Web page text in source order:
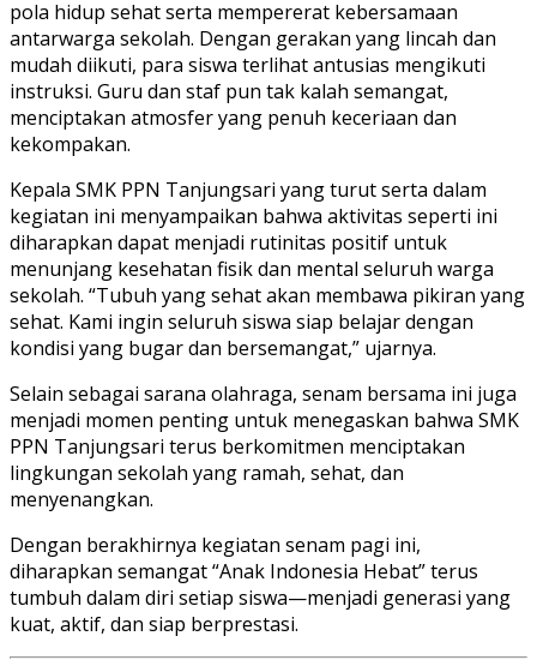
pola hidup sehat serta mempererat kebersamaan
antarwarga sekolah. Dengan gerakan yang lincah dan
mudah diikuti, para siswa terlihat antusias mengikuti
instruksi. Guru dan staf pun tak kalah semangat,
menciptakan atmosfer yang penuh keceriaan dan
kekompakan.
Kepala SMK PPN Tanjungsari yang turut serta dalam
kegiatan ini menyampaikan bahwa aktivitas seperti ini
diharapkan dapat menjadi rutinitas positif untuk
menunjang kesehatan fisik dan mental seluruh warga
sekolah. “Tubuh yang sehat akan membawa pikiran yang
sehat. Kami ingin seluruh siswa siap belajar dengan
kondisi yang bugar dan bersemangat,” ujarnya.
Selain sebagai sarana olahraga, senam bersama ini juga
menjadi momen penting untuk menegaskan bahwa SMK
PPN Tanjungsari terus berkomitmen menciptakan
lingkungan sekolah yang ramah, sehat, dan
menyenangkan.
Dengan berakhirnya kegiatan senam pagi ini,
diharapkan semangat “Anak Indonesia Hebat” terus
tumbuh dalam diri setiap siswa—menjadi generasi yang
kuat, aktif, dan siap berprestasi.